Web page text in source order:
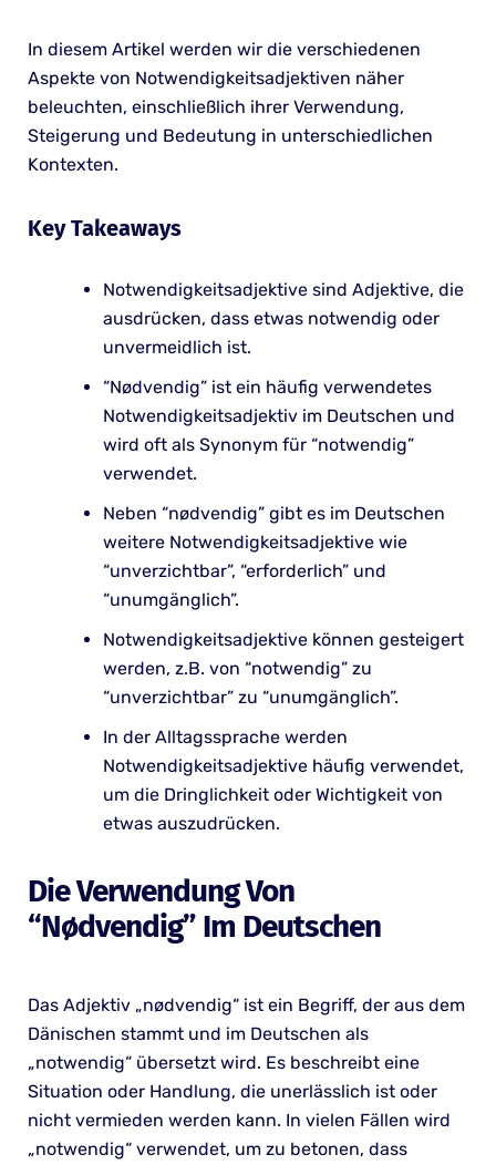
In diesem Artikel werden wir die verschiedenen
Aspekte von Notwendigkeitsadjektiven näher
beleuchten, einschließlich ihrer Verwendung,
Steigerung und Bedeutung in unterschiedlichen
Kontexten.
Key Takeaways
Notwendigkeitsadjektive sind Adjektive, die
ausdrücken, dass etwas notwendig oder
unvermeidlich ist.
“Nødvendig” ist ein häufig verwendetes
Notwendigkeitsadjektiv im Deutschen und
wird oft als Synonym für “notwendig”
verwendet.
Neben “nødvendig” gibt es im Deutschen
weitere Notwendigkeitsadjektive wie
“unverzichtbar”, “erforderlich” und
“unumgänglich”.
Notwendigkeitsadjektive können gesteigert
werden, z.B. von “notwendig” zu
“unverzichtbar” zu “unumgänglich”.
In der Alltagssprache werden
Notwendigkeitsadjektive häufig verwendet,
um die Dringlichkeit oder Wichtigkeit von
etwas auszudrücken.
Die Verwendung Von
“nødvendig” Im Deutschen
Das Adjektiv „nødvendig“ ist ein Begriff, der aus dem
Dänischen stammt und im Deutschen als
„notwendig“ übersetzt wird. Es beschreibt eine
Situation oder Handlung, die unerlässlich ist oder
nicht vermieden werden kann. In vielen Fällen wird
„notwendig“ verwendet, um zu betonen, dass